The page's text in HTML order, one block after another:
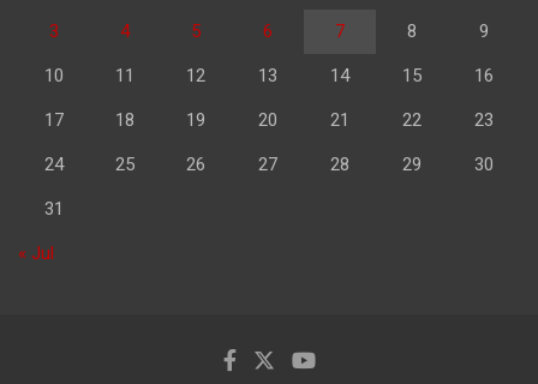
3 4 5 6 7 8 9
10 11 12 13 14 15 16
17 18 19 20 21 22 23
24 25 26 27 28 29 30
31
« Jul